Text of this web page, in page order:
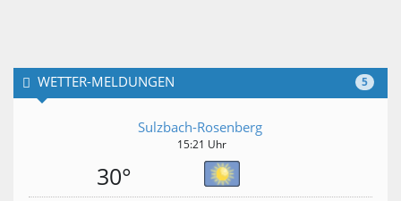
5
WETTER-MELDUNGEN
Sulzbach-Rosenberg
15:21 Uhr
30°